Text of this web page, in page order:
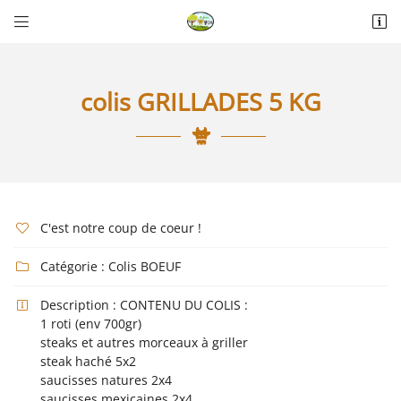
 
La Thérèsière
 Adresse email de réception
Recopier le code ci-contre
Rafraîchir le captcha
colis GRILLADES 5 KG
 C'est notre coup de coeur !
 Catégorie : Colis BOEUF
 Description : CONTENU DU COLIS :
1 roti (env 700gr)
steaks et autres morceaux à griller
steak haché 5x2
saucisses natures 2x4